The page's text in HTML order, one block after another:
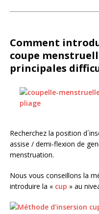
Comment
coupe
principales
Recherchez la position
assise / demi-flexion de
menstruation.
Nous vous conseillons la
introduire la « cup » au